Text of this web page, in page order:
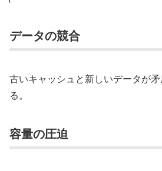
データの競合
古いキャッシュと新しいデータが
る。
容量の圧迫